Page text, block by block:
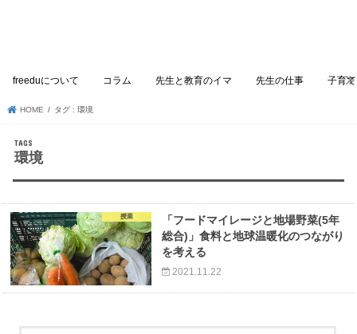
freeduについて コラム 先生と教育のイマ 先生の仕事 子育て
HOME タグ : 環境
環境
授業
「フードマイレージと地場野菜(5年
総合)」食料と地球温暖化のつながり
を考える
2021.11.22